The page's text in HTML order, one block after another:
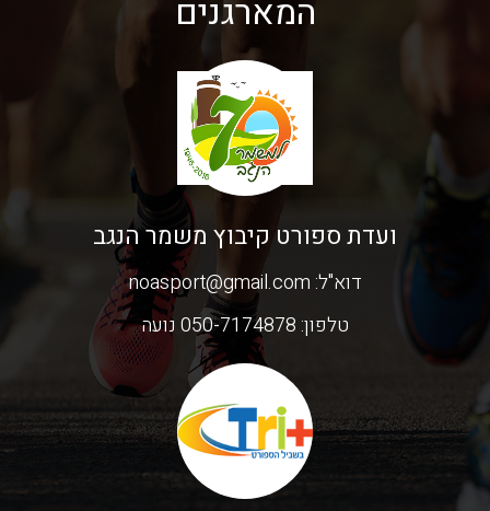
המארגנים
ועדת ספורט קיבוץ משמר הנגב
דוא"ל: noasport@gmail.com
טלפון: 050-7174878 נועה